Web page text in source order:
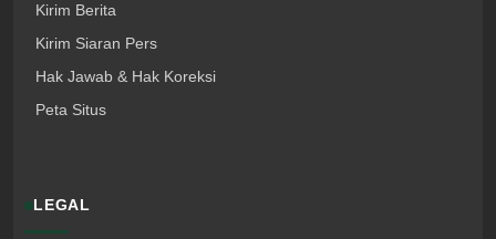
Kirim Berita
Kirim Siaran Pers
Hak Jawab & Hak Koreksi
Peta Situs
LEGAL